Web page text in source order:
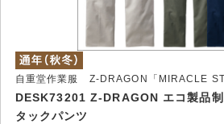
DESK73201 Z-DRAGON エコ製品
タックパンツ